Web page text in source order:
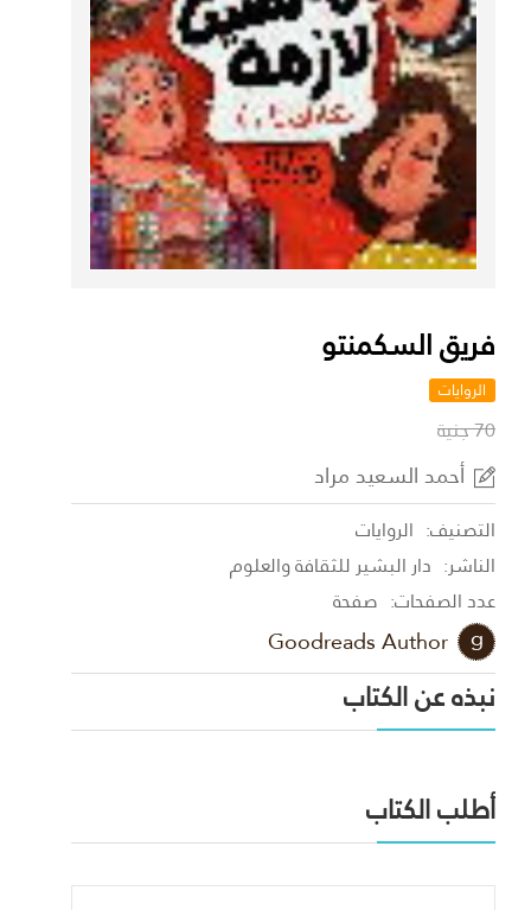
فريق السكمنتو
الروايات
70 جنية
أحمد السعيد مراد
التصنيف: الروايات
الناشر: دار البشير للثقافة والعلوم
عدد الصفحات: صفحة
Goodreads Author
نبذه عن الكتاب
أطلب الكتاب